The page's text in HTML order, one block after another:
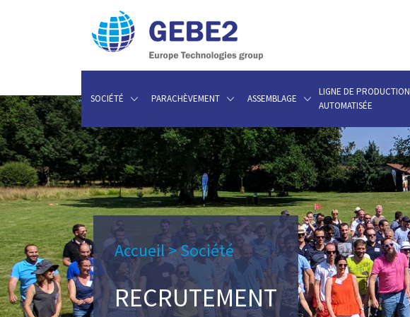
SOCIÉTÉ PARACHÈVEMENT ASSEMBLAGE
LIGNE DE PRODUCTION
AUTOMATISÉE
Accueil>Société
RECRUTEMENT